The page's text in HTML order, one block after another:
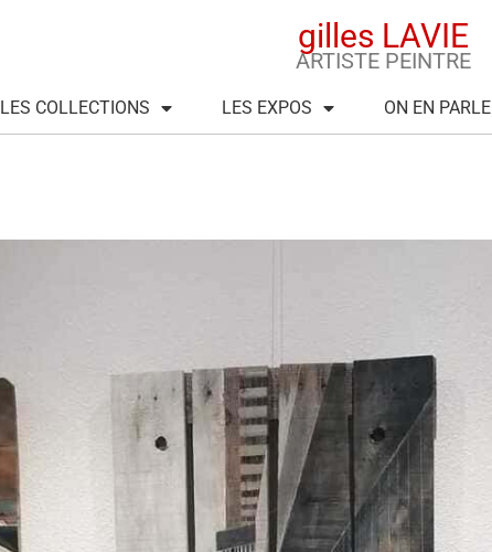
gilles LAVIE
ARTISTE PEINTRE
LES COLLECTIONS LES EXPOS ON EN PARLE